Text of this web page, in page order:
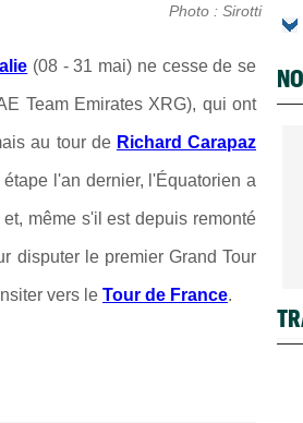
Photo : Sirotti
(08 - 31 mai) ne cesse de se
Team Emirates XRG), qui ont
au tour de Richard Carapaz
l'an dernier, l'Équatorien a
même s'il est depuis remonté
disputer le premier Grand Tour
vers le Tour de France.